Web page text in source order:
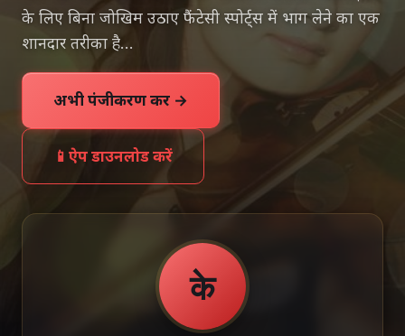
के लिए बिना जोखिम उठाए फैंटेसी स्पोर्ट्स में भाग लेने का एक
शानदार तरीका है…
अभी पंजीकरण करें →
📱 ऐप डाउनलोड करें
के